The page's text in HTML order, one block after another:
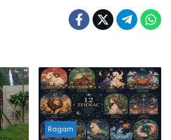
Ragam